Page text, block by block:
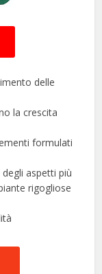
delle
la crescita
formulati
aspetti più
rigogliose